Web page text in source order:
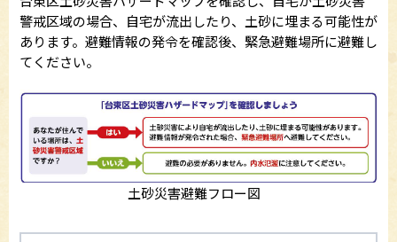
警戒区域の場合、自宅が流出したり、土砂に埋まる可能性が
あります。避難情報の発令を確認後、緊急避難場所に避難し
てください。
土砂災害避難フロー図